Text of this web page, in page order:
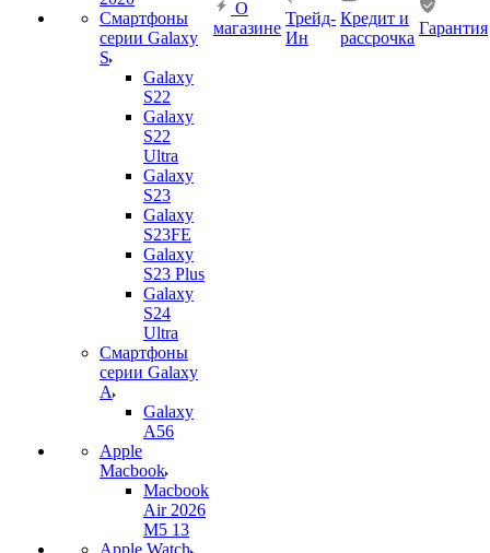
Смартфоны
серии Galaxy
S
Galaxy
S22
Galaxy
S22
Ultra
Galaxy
S23
Galaxy
S23FE
Galaxy
S23 Plus
Galaxy
S24
Ultra
Смартфоны
серии Galaxy
A
Galaxy
A56
Apple
Macbook
Macbook
Air 2026
M5 13
Apple Watch
О
магазине
Трейд-
Ин
Кредит и
рассрочка
Гарантия